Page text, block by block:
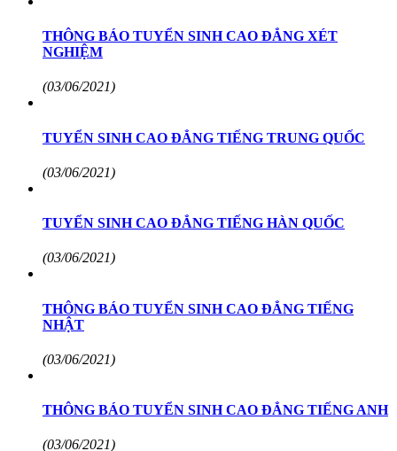
THÔNG BÁO TUYỂN SINH CAO ĐẲNG XÉT
NGHIỆM
(03/06/2021)
TUYỂN SINH CAO ĐẲNG TIẾNG TRUNG QUỐC
(03/06/2021)
TUYỂN SINH CAO ĐẲNG TIẾNG HÀN QUỐC
(03/06/2021)
THÔNG BÁO TUYỂN SINH CAO ĐẲNG TIẾNG
NHẬT
(03/06/2021)
THÔNG BÁO TUYỂN SINH CAO ĐẲNG TIẾNG ANH
(03/06/2021)